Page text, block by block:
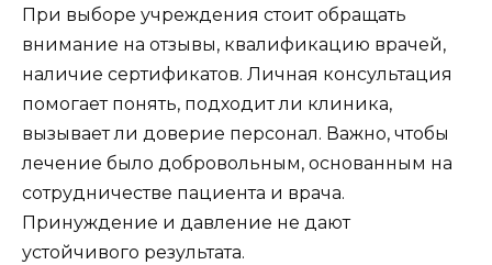
При выборе учреждения стоит обращать
внимание на отзывы, квалификацию врачей,
наличие сертификатов. Личная консультация
помогает понять, подходит ли клиника,
вызывает ли доверие персонал. Важно, чтобы
лечение было добровольным, основанным на
сотрудничестве пациента и врача.
Принуждение и давление не дают
устойчивого результата.